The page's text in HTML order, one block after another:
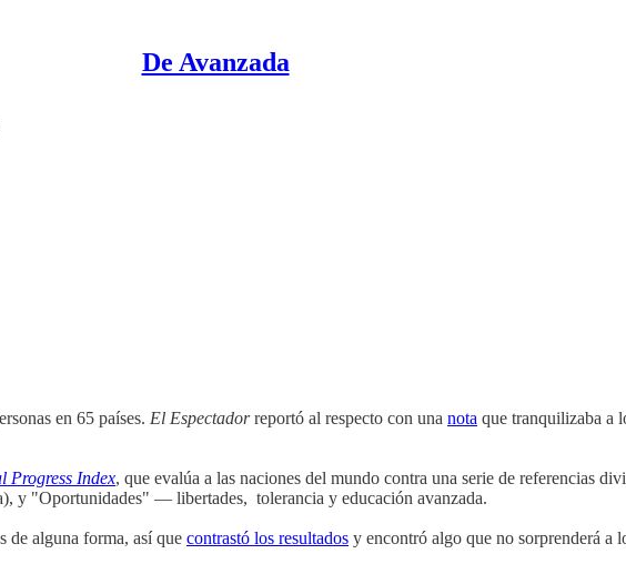
De Avanzada
en 65 países. El Espectadorreportó al respecto con una nota que tranquilizaba a
Progress Index, que evalúa a las naciones del mundo contra una serie de referencias
y "Oportunidades" — libertades, tolerancia y educación avanzada.
de alguna forma, así que contrastó los resultados y encontró algo que no sorprenderá a